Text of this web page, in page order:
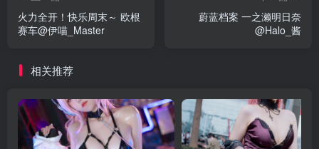
火力全开！快乐周末～ 欧根
赛车@伊喵_Master
蔚蓝档案 一之濑明日奈
@Halo_酱
相关推荐